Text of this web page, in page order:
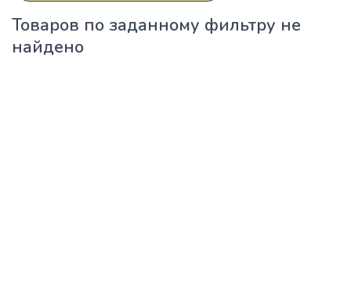
Товаров по заданному фильтру не
найдено